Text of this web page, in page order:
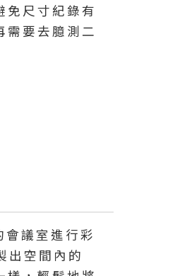
免尺寸紀錄有
需要去臆測二
議室進行彩
出空間內的